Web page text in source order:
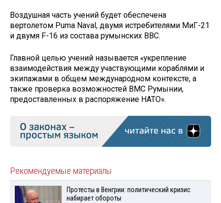
Воздушная часть учений будет обеспечена
вертолетом Puma Naval, двумя истребителями МиГ-21
и двумя F-16 из состава румынских ВВС.
Главной целью учений называется «укрепление
взаимодействия между участвующими кораблями и
экипажами в общем международном контексте, а
также проверка возможностей ВМС Румынии,
предоставленных в распоряжение НАТО».
Рекомендуемые материалы
Протесты в Венгрии: политический кризис
набирает обороты